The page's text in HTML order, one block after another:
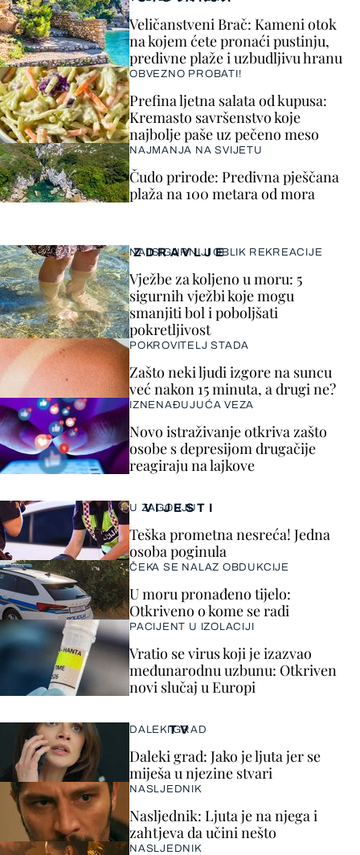
VIJESTI
U ZAGORJU
Teška prometna nesreća! Jedna
osoba poginula
ČEKA SE NALAZ OBDUKCIJE
U moru pronađeno tijelo:
Otkriveno o kome se radi
PACIJENT U IZOLACIJI
Vratio se virus koji je izazvao
međunarodnu uzbunu: Otkriven
novi slučaj u Europi
ZDRAVLJE
NAJSIGURNIJI OBLIK REKREACIJE
Vježbe za koljeno u moru: 5
sigurnih vježbi koje mogu
smanjiti bol i poboljšati
pokretljivost
POKROVITELJ STADA
Zašto neki ljudi izgore na suncu
već nakon 15 minuta, a drugi ne?
IZNENAĐUJUĆA VEZA
Novo istraživanje otkriva zašto
osobe s depresijom drugačije
reagiraju na lajkove
TV
DALEKI GRAD
Daleki grad: Jako je ljuta jer se
miješa u njezine stvari
NASLJEDNIK
Nasljednik: Ljuta je na njega i
zahtjeva da učini nešto
NASLJEDNIK
Veličanstveni Brač: Kameni otok
na kojem ćete pronaći pustinju,
predivne plaže i uzbudljivu hranu
OBVEZNO PROBATI!
Prefina ljetna salata od kupusa:
Kremasto savršenstvo koje
najbolje paše uz pečeno meso
NAJMANJA NA SVIJETU
Čudo prirode: Predivna pješčana
plaža na 100 metara od mora